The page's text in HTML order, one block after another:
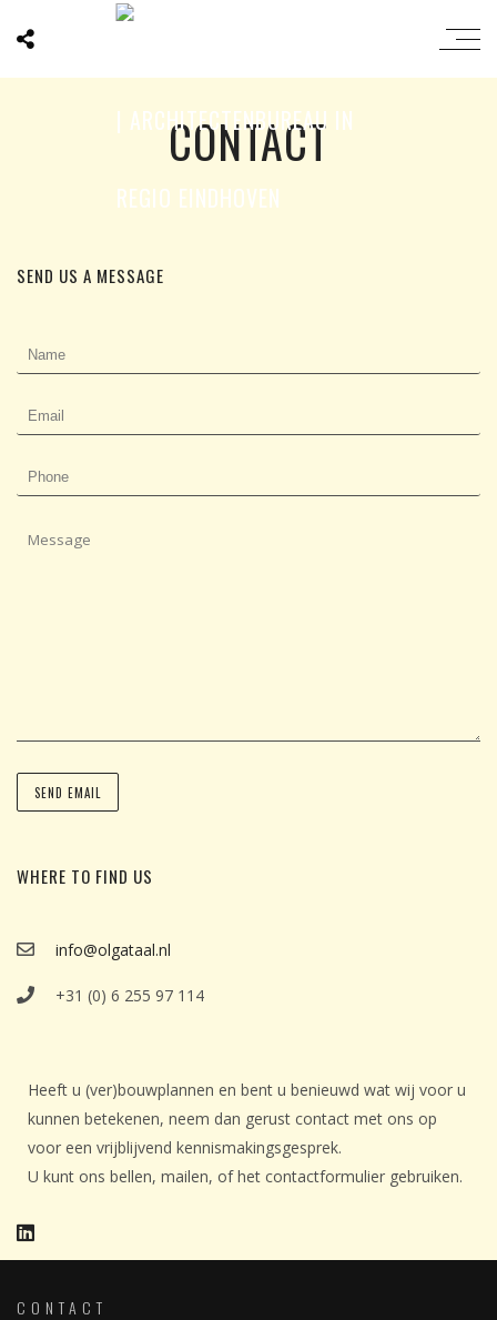
CONTACT
SEND US A MESSAGE
WHERE TO FIND US
info@olgataal.nl
+31 (0) 6 255 97 114
Heeft u (ver)bouwplannen en bent u benieuwd wat wij voor u
kunnen betekenen, neem dan gerust contact met ons op
voor een vrijblijvend kennismakingsgesprek.
U kunt ons bellen, mailen, of het contactformulier gebruiken.
CONTACT